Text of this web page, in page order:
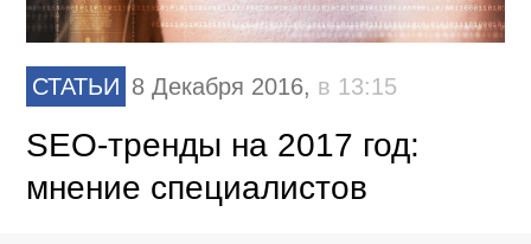
СТАТЬИ 8 Декабря 2016, в 13:15
SEO-тренды на 2017 год:
мнение специалистов